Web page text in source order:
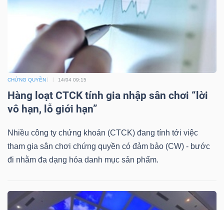
CHỨNG QUYỀN 14/04 09:15
Hàng loạt CTCK tính gia nhập sân chơi “lời
vô hạn, lỗ giới hạn”
Nhiều công ty chứng khoán (CTCK) đang tính tới việc
tham gia sân chơi chứng quyền có đảm bảo (CW) - bước
đi nhằm đa dạng hóa danh mục sản phẩm.
viết
của
tác
giả
(-)
Báo
cáo
phân